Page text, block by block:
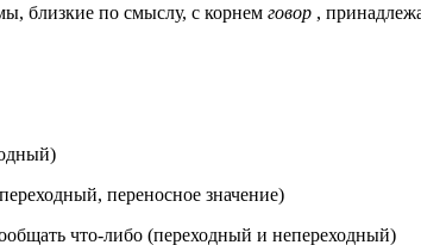
близкие по смыслу, c корнем говор ,
)
переносное значение)
что-либо (переходный и непереходный)